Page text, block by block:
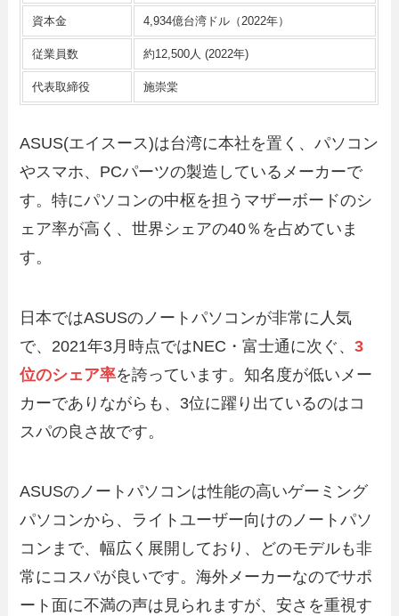
資本金 4,934億台湾ドル（2022年）
従業員数 約12,500人 (2022年)
代表取締役 施崇棠
ASUS(エイスース)は台湾に本社を置く、パソコン
やスマホ、PCパーツの製造しているメーカーで
す。特にパソコンの中枢を担うマザーボードのシ
ェア率が高く、世界シェアの40％を占めていま
す。
日本ではASUSのノートパソコンが非常に人気
で、2021年3月時点ではNEC・富士通に次ぐ、3
位のシェア率を誇っています。知名度が低いメー
カーでありながらも、3位に躍り出ているのはコ
スパの良さ故です。
ASUSのノートパソコンは性能の高いゲーミング
パソコンから、ライトユーザー向けのノートパソ
コンまで、幅広く展開しており、どのモデルも非
常にコスパが良いです。海外メーカーなのでサポ
ート面に不満の声は見られますが、安さを重視す